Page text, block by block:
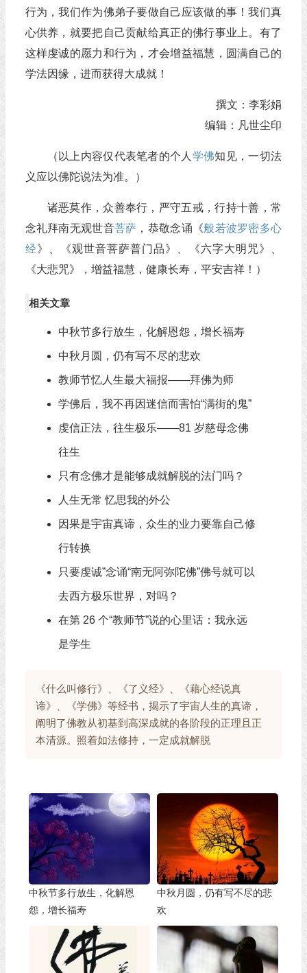
行为，我们作为佛弟子要做自己应该做的事！我们真
心供养，就要把自己贡献给真正的佛行事业上。有了
这样虔诚的愿力和行为，才会增益福慧，圆满自己的
学法因缘，进而获得大成就！
撰文：李彩娟
编辑：凡世尘印
（以上内容仅代表笔者的个人 学佛知见，一切法
义应以佛陀说法为准。）
诸恶莫作，众善奉行，严守五戒，行持十善，常
念礼拜南无观世音菩萨 ，恭敬念诵《般若波罗密多心
经》、《观世音菩萨普门品》、《六字大明咒》、
《大悲咒》，增益福慧，健康长寿，平安吉祥！）
相关文章
中秋节多行放生，化解恩怨，增长福寿
中秋月圆，仍有写不尽的悲欢
教师节忆人生最大福报——拜佛为师
学佛后，我不再因迷信而害怕“满街的鬼”
虔信正法，往生极乐——81 岁慈母念佛
往生
只有念佛才是能够成就解脱的法门吗？
人生无常 忆思我的外公
因果是宇宙真谛，众生的业力要靠自己修
行转换
只要虔诚”念诵“南无阿弥陀佛”佛号就可以
去西方极乐世界，对吗？
在第 26 个“教师节”说的心里话：我永远
是学生
《什么叫修行》、《了义经》、《藉心经说真
谛》、《学佛》等经书，揭示了宇宙人生的真谛，
阐明了佛教从初基到高深成就的各阶段的正理且正
本清源。照着如法修持，一定成就解脱
中秋节多行放生，化解恩
怨，增长福寿
中秋月圆，仍有写不尽的悲
欢